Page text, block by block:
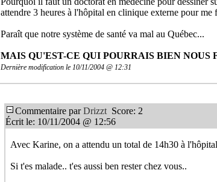
attendre 3 heures à l'hôpital en clinique externe pour
Paraît que notre système de santé va mal au Québec...
MAIS QU'EST-CE QUI POURRAIS BIEN NOUS
Dernière modification le 10/11/2004 @ 12:31
Commentaire parDrizzt Score: 2
Écrit le: 10/11/2004 @ 12:56
Avec Karine, on a attendu un total de 14h30 à
Si t'es malade.. t'es aussi ben rester chez vous..